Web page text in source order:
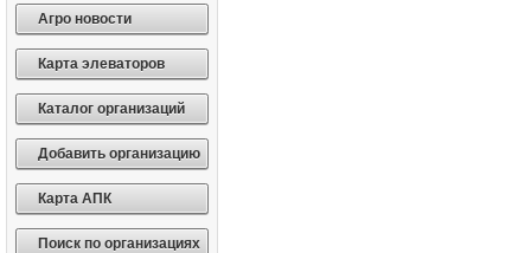
Агро новости
Карта элеваторов
Каталог организаций
Добавить организацию
Карта АПК
Поиск по организациях